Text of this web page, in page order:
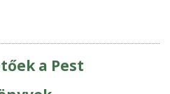
a Pest